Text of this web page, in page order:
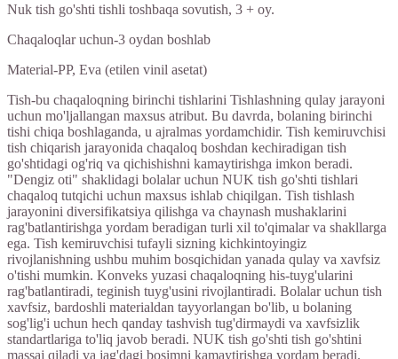
Nuk tish go'shti tishli toshbaqa sovutish, 3 + oy.
Chaqaloqlar uchun-3 oydan boshlab
Material-PP, Eva (etilen vinil asetat)
Tish-bu chaqaloqning birinchi tishlarini Tishlashning qulay jarayoni
uchun mo'ljallangan maxsus atribut. Bu davrda, bolaning birinchi
tishi chiqa boshlaganda, u ajralmas yordamchidir. Tish kemiruvchisi
tish chiqarish jarayonida chaqaloq boshdan kechiradigan tish
go'shtidagi og'riq va qichishishni kamaytirishga imkon beradi.
"Dengiz oti" shaklidagi bolalar uchun NUK tish go'shti tishlari
chaqaloq tutqichi uchun maxsus ishlab chiqilgan. Tish tishlash
jarayonini diversifikatsiya qilishga va chaynash mushaklarini
rag'batlantirishga yordam beradigan turli xil to'qimalar va shakllarga
ega. Tish kemiruvchisi tufayli sizning kichkintoyingiz
rivojlanishning ushbu muhim bosqichidan yanada qulay va xavfsiz
o'tishi mumkin. Konveks yuzasi chaqaloqning his-tuyg'ularini
rag'batlantiradi, teginish tuyg'usini rivojlantiradi. Bolalar uchun tish
xavfsiz, bardoshli materialdan tayyorlangan bo'lib, u bolaning
sog'lig'i uchun hech qanday tashvish tug'dirmaydi va xavfsizlik
standartlariga to'liq javob beradi. NUK tish go'shti tish go'shtini
massaj qiladi va jag'dagi bosimni kamaytirishga yordam beradi.